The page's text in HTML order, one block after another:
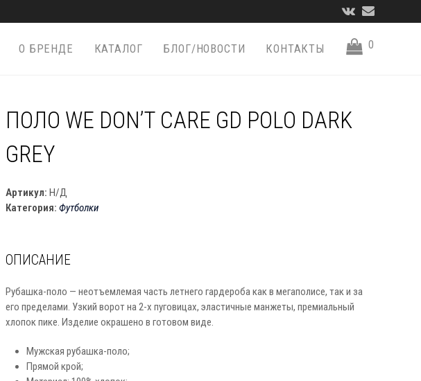
VK Email
О БРЕНДЕ КАТАЛОГ БЛОГ/НОВОСТИ КОНТАКТЫ 0
ПОЛО WE DON’T CARE GD POLO DARK
GREY
Артикул: Н/Д
Категория: Футболки
ОПИСАНИЕ
Рубашка-поло — неотъемлемая часть летнего гардероба как в мегаполисе, так и за
его пределами. Узкий ворот на 2-х пуговицах, эластичные манжеты, премиальный
хлопок пике. Изделие окрашено в готовом виде.
Мужская рубашка-поло;
Прямой крой;